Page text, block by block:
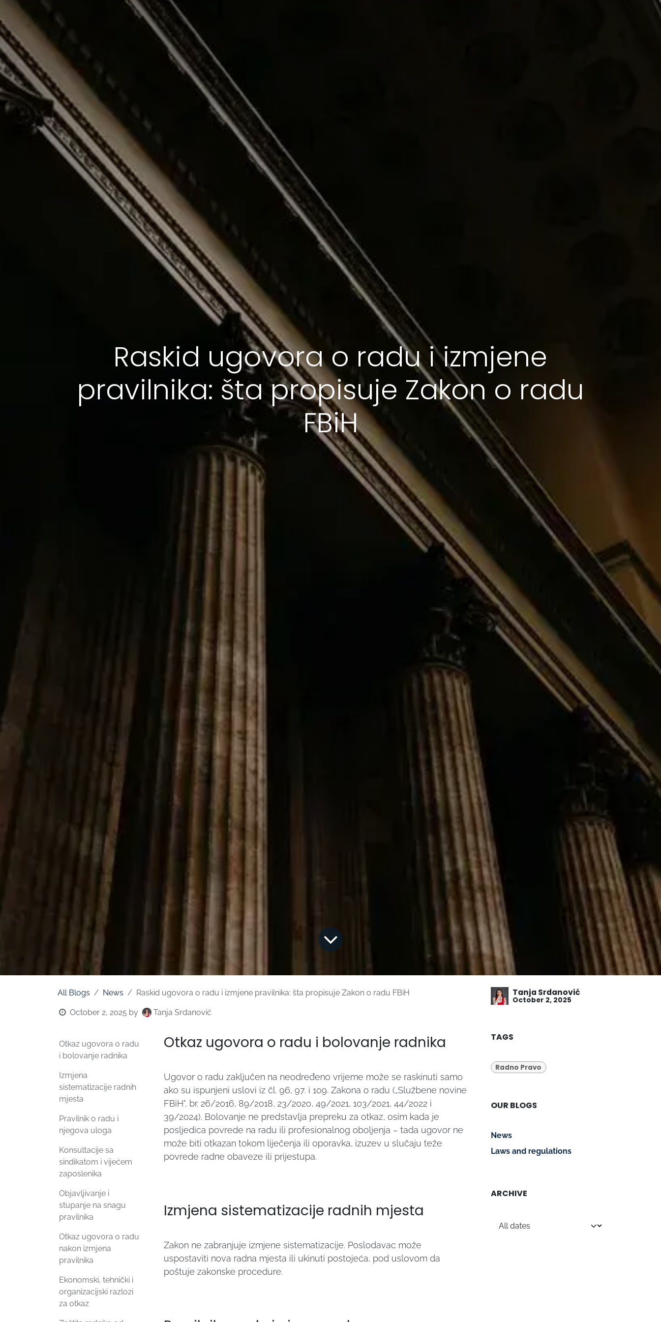
Raskid ugovora o radu i izmjene
pravilnika: šta propisuje Zakon o radu
FBiH
All Blogs News Raskid ugovora o radu i izmjene pravilnika: šta propisuje Zakon o radu FBiH
October 2, 2025 by Tanja Srdanović
Otkaz ugovora o radu
i bolovanje radnika
Izmjena
sistematizacije radnih
mjesta
Pravilnik o radu i
njegova uloga
Konsultacije sa
sindikatom i vijećem
zaposlenika
Objavljivanje i
stupanje na snagu
pravilnika
Otkaz ugovora o radu
nakon izmjena
pravilnika
Ekonomski, tehnički i
organizacijski razlozi
za otkaz
Otkaz ugovora o radu i bolovanje radnika
Ugovor o radu zaključen na neodređeno vrijeme može se raskinuti samo
ako su ispunjeni uslovi iz čl. 96, 97. i 109. Zakona o radu („Službene novine
FBiH", br. 26/2016, 89/2018, 23/2020, 49/2021, 103/2021, 44/2022 i
39/2024). Bolovanje ne predstavlja prepreku za otkaz, osim kada je
posljedica povrede na radu ili profesionalnog oboljenja – tada ugovor ne
može biti otkazan tokom liječenja ili oporavka, izuzev u slučaju teže
povrede radne obaveze ili prijestupa.
Izmjena sistematizacije radnih mjesta
Zakon ne zabranjuje izmjene sistematizacije. Poslodavac može
uspostaviti nova radna mjesta ili ukinuti postojeća, pod uslovom da
poštuje zakonske procedure.
Tanja Srdanović
October 2, 2025
TAGS
Radno Pravo
OUR BLOGS
News
Laws and regulations
ARCHIVE